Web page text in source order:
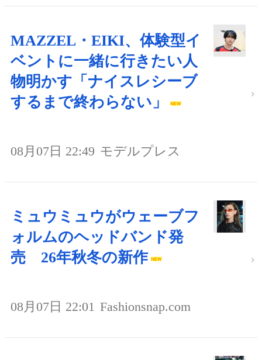
MAZZEL・EIKI、体験型イ
ベントに一緒に行きたい人
物明かす「ナイスレシーブ
するまで終わらない」
08月07日 22:49 モデルプレス
ミュウミュウがウェーブフ
ォルムのヘッドバンド発
売 26年秋冬の新作
08月07日 22:01 Fashionsnap.com